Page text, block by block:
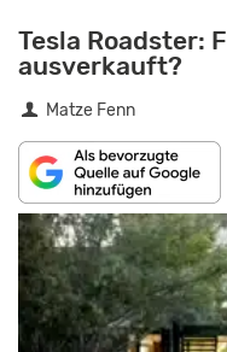
Tesla Roadster:
ausverkauft?
Matze Fenn